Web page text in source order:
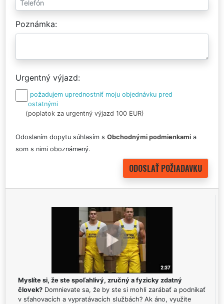
Poznámka
Urgentný výjazd
požadujem uprednostniť moju objednávku pred
ostatnými
(poplatok za urgentný výjazd 100 EUR)
Odoslaním dopytu súhlasím s Obchodnými podmienkami a
som s nimi oboznámený.
Myslíte si, že ste spoľahlivý, zručný a fyzicky zdatný
človek? Domnievate sa, že by ste si mohli zarábať a podnikať
v sťahovacích a vypratávacích službách? Ak áno, využite